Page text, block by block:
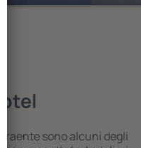
sono alcuni degli